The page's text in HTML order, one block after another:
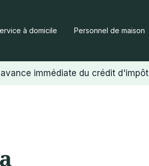
à domicile Personnel de maison
immédiate du crédit d'impôt